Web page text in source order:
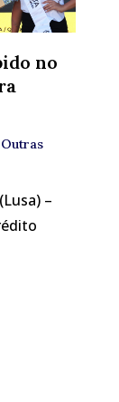
no
Outras
–